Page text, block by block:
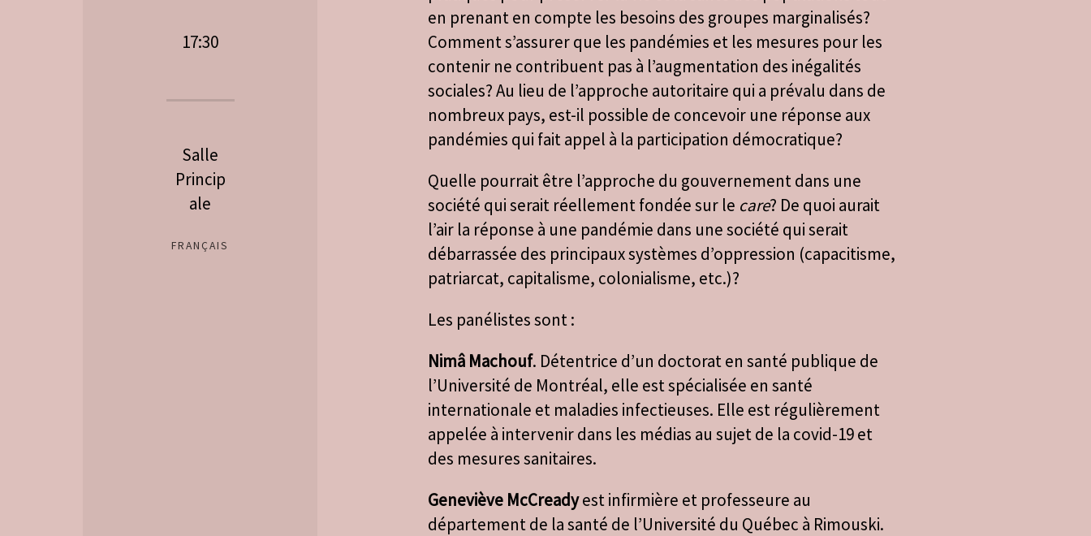
en prenant en compte les besoins des groupes marginalisés?
Comment s’assurer que les pandémies et les mesures pour les
contenir ne contribuent pas à l’augmentation des inégalités
sociales? Au lieu de l’approche autoritaire qui a prévalu dans de
nombreux pays, est-il possible de concevoir une réponse aux
pandémies qui fait appel à la participation démocratique?
Quelle pourrait être l’approche du gouvernement dans une
société qui serait réellement fondée sur le care? De quoi aurait
l’air la réponse à une pandémie dans une société qui serait
débarrassée des principaux systèmes d’oppression (capacitisme,
patriarcat, capitalisme, colonialisme, etc.)?
Les panélistes sont :
Nimâ Machouf. Détentrice d’un doctorat en santé publique de
l’Université de Montréal, elle est spécialisée en santé
internationale et maladies infectieuses. Elle est régulièrement
appelée à intervenir dans les médias au sujet de la covid-19 et
des mesures sanitaires.
Geneviève McCreadyest infirmière et professeure au
département de la santé de l’Université du Québec à Rimouski.
17:30
Salle
Princip
ale
FRANÇAIS